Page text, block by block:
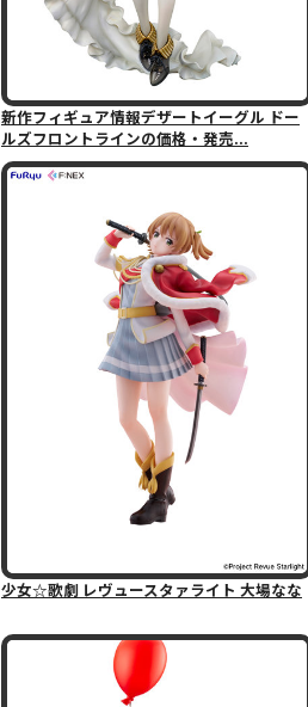
新作フィギュア情報デザートイーグル ドー
ルズフロントラインの価格・発売...
少女☆歌劇 レヴュースタァライト 大場なな